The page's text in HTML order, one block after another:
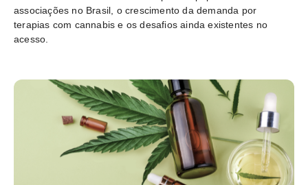
associações no Brasil, o crescimento da demanda por
terapias com cannabis e os desafios ainda existentes no
acesso.